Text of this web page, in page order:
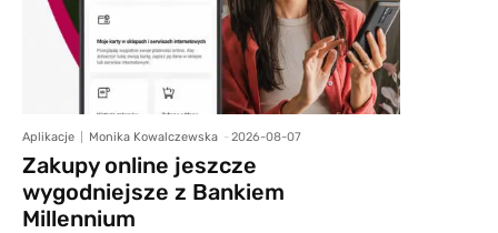
Aplikacje Monika Kowalczewska - 2026-08-07
Zakupy online jeszcze
wygodniejsze z Bankiem
Millennium